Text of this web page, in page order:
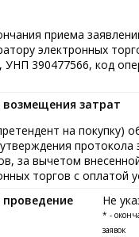
приема
электронных
390477566, код
затрат
на покупку)
за вычетом
торгов с оплатой
Не
* -
заявок